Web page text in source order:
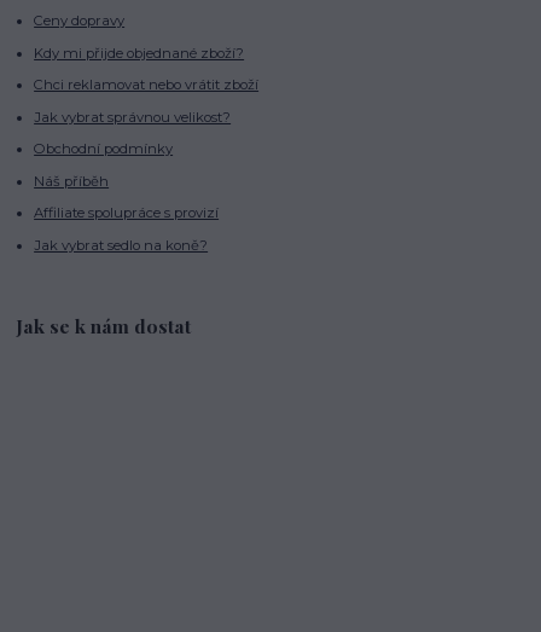
Ceny dopravy
Kdy mi přijde objednané zboží?
Chci reklamovat nebo vrátit zboží
Jak vybrat správnou velikost?
Obchodní podmínky
Náš příběh
Affiliate spolupráce s provizí
Jak vybrat sedlo na koně?
Jak se k nám dostat